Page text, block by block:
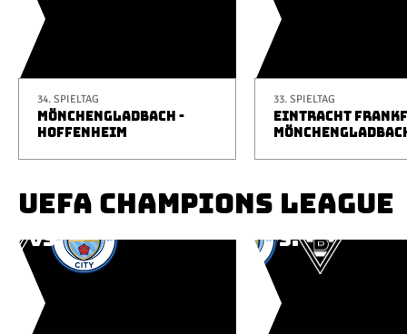
34. SPIELTAG
MÖNCHENGLADBACH -
HOFFENHEIM
33. SPIELTAG
EINTRACHT
UEFA CHAMPIONS LEAGUE